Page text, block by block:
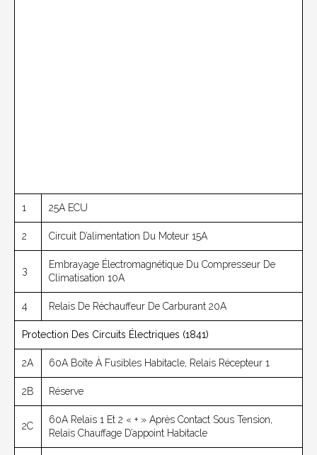
1 25A ECU
2 Circuit D’alimentation Du Moteur 15A
3
Embrayage Électromagnétique Du Compresseur De
Climatisation 10A
4 Relais De Réchauffeur De Carburant 20A
Protection Des Circuits Électriques (1841)
2A 60A Boîte À Fusibles Habitacle, Relais Récepteur 1
2B Réserve
2C
60A Relais 1 Et 2 « + » Après Contact Sous Tension,
Relais Chauffage D’appoint Habitacle